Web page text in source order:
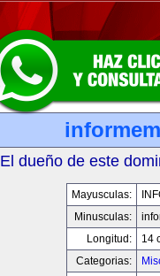
El dueño de este
Mayusculas:
Minusculas:
Longitud:
14
Categorias: